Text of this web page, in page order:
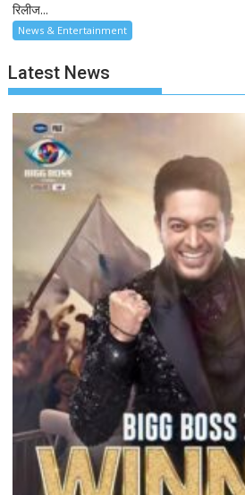
रिलीज...
News & Entertainment
Latest News